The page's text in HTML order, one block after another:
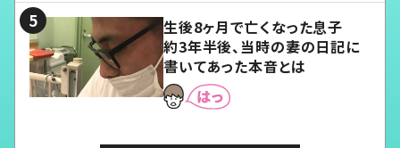
生後8ヶ月で亡くなった息子
約3年半後、当時の妻の日記に
書いてあった本音とは